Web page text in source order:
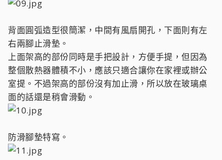
背面圓弧造型很簡潔，中間有風扇開孔，下面則有左
右兩腳止滑墊。
上面架高的部份同時是手把設計，方便手提，但因為
整個散熱器體積不小，應該只適合讓你在家裡或辦公
室提。不過架高的部份沒有加止滑，所以放在玻璃桌
面的話還是稍會滑動。
防滑腳墊特寫。